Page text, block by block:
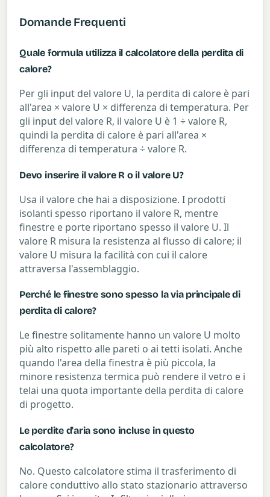
Domande Frequenti
Quale formula utilizza il calcolatore della perdita di
calore?
Per gli input del valore U, la perdita di calore è pari
all'area × valore U × differenza di temperatura. Per
gli input del valore R, il valore U è 1 ÷ valore R,
quindi la perdita di calore è pari all'area ×
differenza di temperatura ÷ valore R.
Devo inserire il valore R o il valore U?
Usa il valore che hai a disposizione. I prodotti
isolanti spesso riportano il valore R, mentre
finestre e porte riportano spesso il valore U. Il
valore R misura la resistenza al flusso di calore; il
valore U misura la facilità con cui il calore
attraversa l'assemblaggio.
Perché le finestre sono spesso la via principale di
perdita di calore?
Le finestre solitamente hanno un valore U molto
più alto rispetto alle pareti o ai tetti isolati. Anche
quando l'area della finestra è più piccola, la
minore resistenza termica può rendere il vetro e i
telai una quota importante della perdita di calore
di progetto.
Le perdite d'aria sono incluse in questo
calcolatore?
No. Questo calcolatore stima il trasferimento di
calore conduttivo allo stato stazionario attraverso